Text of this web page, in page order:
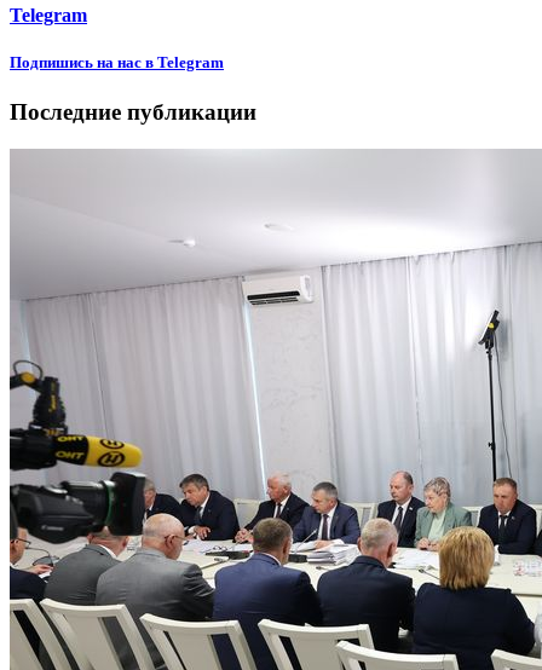
Telegram
Подпишиcь на нас в Telegram
Последние публикации